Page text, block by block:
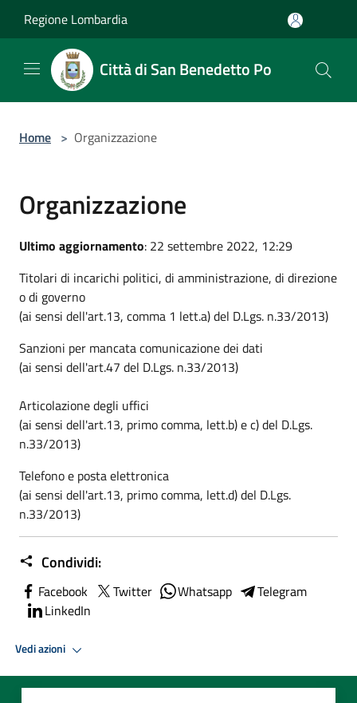
Regione Lombardia
Città di San Benedetto Po
Home > Organizzazione
Organizzazione
Ultimo aggiornamento: 22 settembre 2022, 12:29
Titolari di incarichi politici, di amministrazione, di direzione
o di governo
(ai sensi dell'art.13, comma 1 lett.a) del D.Lgs. n.33/2013)
Sanzioni per mancata comunicazione dei dati
(ai sensi dell'art.47 del D.Lgs. n.33/2013)
Articolazione degli uffici
(ai sensi dell'art.13, primo comma, lett.b) e c) del D.Lgs.
n.33/2013)
Telefono e posta elettronica
(ai sensi dell'art.13, primo comma, lett.d) del D.Lgs.
n.33/2013)
Condividi:
Facebook Twitter Whatsapp
Telegram
LinkedIn
Vedi azioni